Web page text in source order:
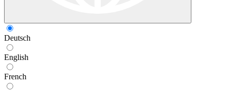
Deutsch
English
French